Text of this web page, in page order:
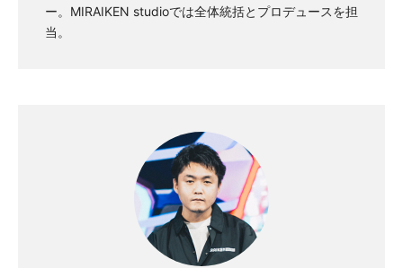
ー。MIRAIKEN studioでは全体統括とプロデュースを担
当。